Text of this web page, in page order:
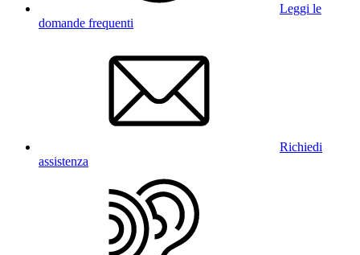
Leggi le
domande frequenti
Richiedi
assistenza